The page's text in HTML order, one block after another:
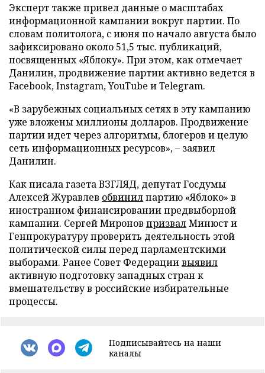
Эксперт также привел данные о масштабах
информационной кампании вокруг партии. По
словам политолога, с июня по начало августа было
зафиксировано около 51,5 тыс. публикаций,
посвященных «Яблоку». При этом, как отмечает
Данилин, продвижение партии активно ведется в
Facebook, Instagram, YouTube и Telegram.
«В зарубежных социальных сетях в эту кампанию
уже вложены миллионы долларов. Продвижение
партии идет через алгоритмы, блогеров и целую
сеть информационных ресурсов», – заявил
Данилин.
Как писала газета ВЗГЛЯД, депутат Госдумы
Алексей Журавлев обвинилпартию «Яблоко» в
иностранном финансировании предвыборной
кампании. Сергей Миронов призвалМинюст и
Генпрокуратуру проверить деятельность этой
политической силы перед парламентскими
выборами. Ранее Совет Федерациивыявил
активную подготовку западных стран к
вмешательству в российские избирательные
процессы.
Подписывайтесь на наши
каналы